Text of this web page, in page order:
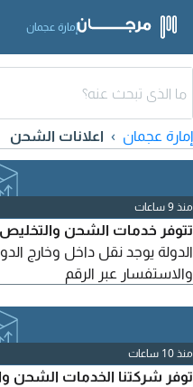
إمارة عجمان
إمارة عجمان اعلانات الشحن
منذ 9 ساعات
تتوفر خدمات الشحن
الدولة يوجد نقل داخل وخارج
والاستفسار عبر الرقم
منذ 10 ساعات
توفر شركتنا الخدمات الشحن